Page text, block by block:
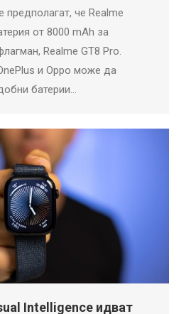
че Realme
от 8000 mAh за
Realme GT8 Pro.
и Oppo може да
батерии…
Intelligence идват